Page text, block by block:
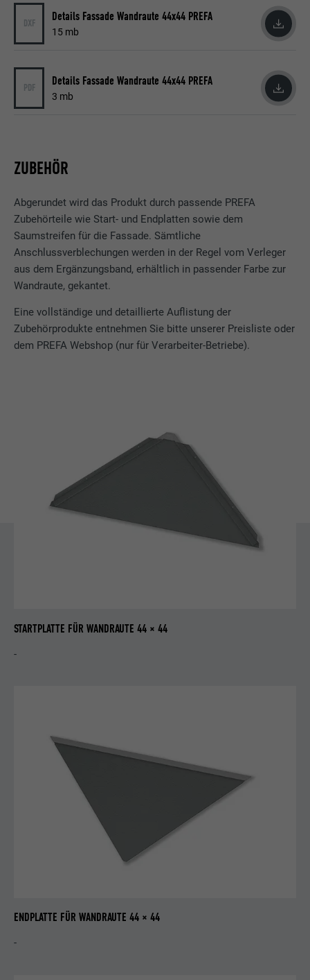
DXF Details Fassade Wandraute 44x44 PREFA
15 mb
PDF Details Fassade Wandraute 44x44 PREFA
3 mb
ZUBEHÖR
Abgerundet wird das Produkt durch passende PREFA
Zubehörteile wie Start- und Endplatten sowie dem
Saumstreifen für die Fassade. Sämtliche
Anschlussverblechungen werden in der Regel vom Verleger
aus dem Ergänzungsband, erhältlich in passender Farbe zur
Wandraute, gekantet.
Eine vollständige und detaillierte Auflistung der
Zubehörprodukte entnehmen Sie bitte unserer Preisliste oder
dem PREFA Webshop (nur für Verarbeiter-Betriebe).
STARTPLATTE FÜR WANDRAUTE 44 × 44
-
ENDPLATTE FÜR WANDRAUTE 44 × 44
-